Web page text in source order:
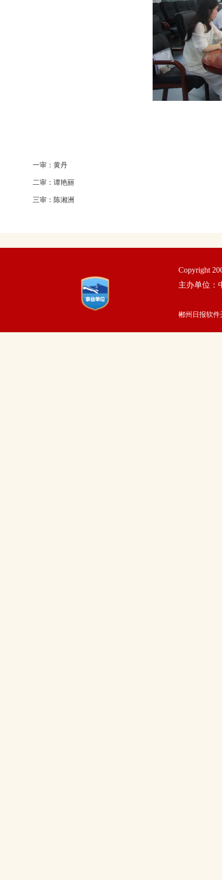
一审：黄丹
二审：谭艳丽
三审：陈湘洲
Copyright
主办单位：
郴州日报软